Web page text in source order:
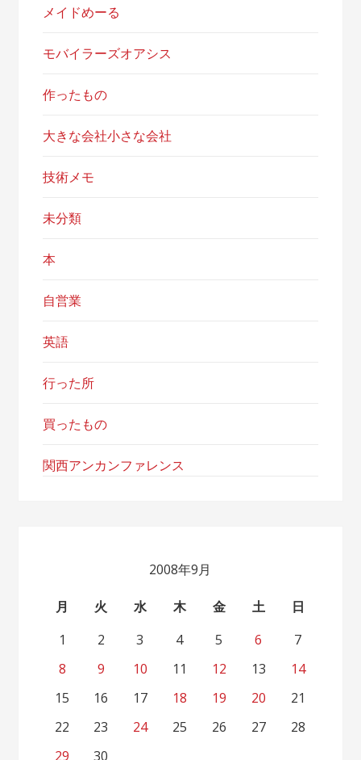
メイドめーる
モバイラーズオアシス
作ったもの
大きな会社小さな会社
技術メモ
未分類
本
自営業
英語
行った所
買ったもの
関西アンカンファレンス
2008年9月
月 火 水 木 金 土
日
1
2 3 4 5 6
7
8
9 10 11 12 13
14
15
16 17 18 19 20
21
22
23 24 25 26 27
28
29
30